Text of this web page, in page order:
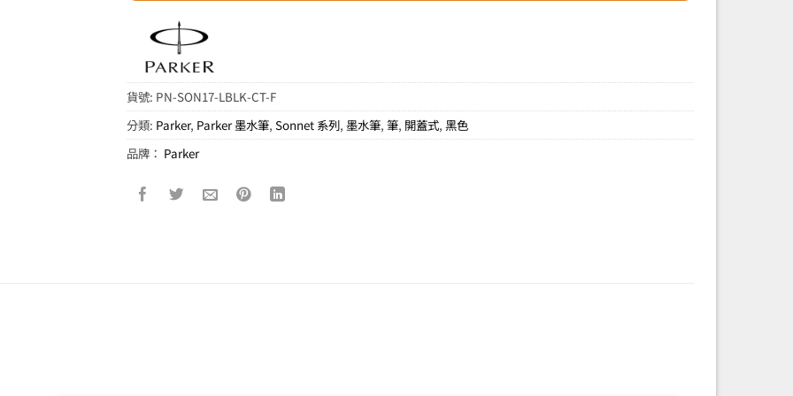
貨號: PN-SON17-LBLK-CT-F
分類: Parker, Parker 墨水筆,Sonnet 系列,墨水筆,筆, 開蓋式,黑色
品牌： Parker